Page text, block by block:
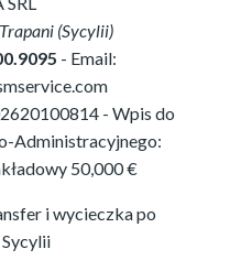
Trapani(Sycylii)
- Email:
- Wpis do
Administracyjnego:
50,000 €
i wycieczka po